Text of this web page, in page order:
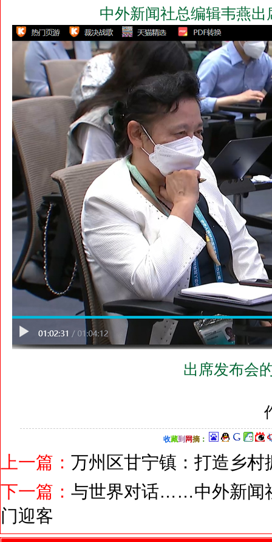
中外新闻社总编辑韦燕
出席发布会
收藏到 网摘：
上一篇： 万州区甘宁镇：打造乡村
下一篇： 与世界对话……中外新闻
门迎客